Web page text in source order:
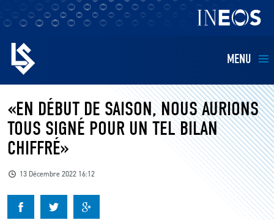
MENU
EQUIPES
BILLETTERIE
FANS
KIDS
«EN DÉBUT DE SAISON, NOUS AURIONS
TOUS SIGNÉ POUR UN TEL BILAN
CHIFFRÉ»
13 Décembre 2022 16:12